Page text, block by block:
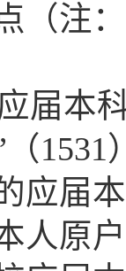
（注
届本
（
应届
人原